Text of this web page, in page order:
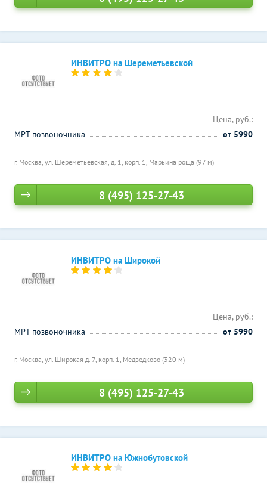
ИНВИТРО на Шереметьевской
г. Москва, ул. Шереметьевская, д. 1, корп. 1, Марьина роща (97 м)
Цена, руб.:
МРТ позвоночника
от 5990
8 (495) 125-27-43
ИНВИТРО на Широкой
г. Москва, ул. Широкая д. 7, корп. 1, Медведково (320 м)
Цена, руб.:
МРТ позвоночника
от 5990
8 (495) 125-27-43
ИНВИТРО на Южнобутовской